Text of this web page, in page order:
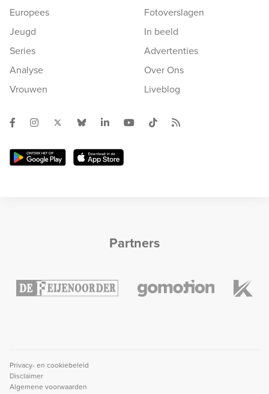
Europees
Jeugd
Series
Analyse
Vrouwen
Fotoverslagen
In beeld
Advertenties
Over Ons
Liveblog
Partners
Privacy- en cookiebeleid
Disclaimer
Algemene voorwaarden